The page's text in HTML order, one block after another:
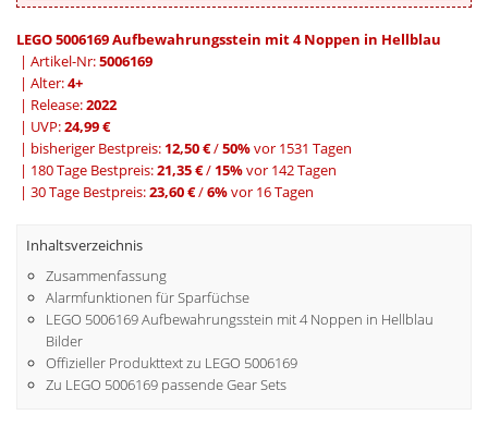
LEGO 5006169 Aufbewahrungsstein mit 4 Noppen in Hellblau
| Artikel-Nr:5006169
| Alter:4+
| Release:2022
| UVP:24,99 €
| bisheriger Bestpreis: 12,50 €/50%vor 1531 Tagen
| 180 Tage Bestpreis:21,35 €/ 15%vor 142 Tagen
| 30 Tage Bestpreis:23,60 €/6%vor 16 Tagen
Inhaltsverzeichnis
Zusammenfassung
Alarmfunktionen für Sparfüchse
LEGO 5006169 Aufbewahrungsstein mit 4 Noppen in Hellblau
Bilder
Offizieller Produkttext zu LEGO 5006169
Zu LEGO 5006169 passende Gear Sets